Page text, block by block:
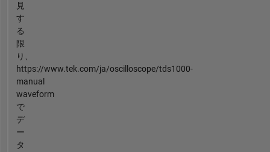
見
す
る
限
り、
https://www.tek.com/ja/oscilloscope/tds1000-
manual
waveform
で
デ
ー
タ